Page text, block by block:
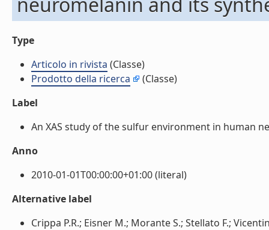
Type
Articolo in rivista (Classe)
Prodotto della ricerca
(Classe)
Label
An XAS study of the sulfur environment in human
Anno
2010-01-01T00:00:00+01:00 (literal)
Alternative label
Crippa P.R.; Eisner M.; Morante S.; Stellato F.;